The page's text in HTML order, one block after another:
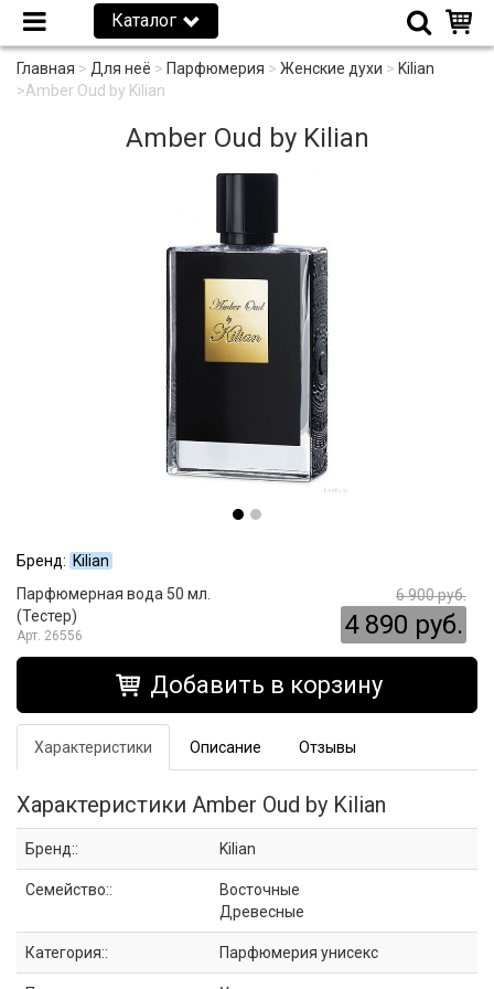
Каталог
Главная > Для неё > Парфюмерия > Женские духи > Kilian
>Amber Oud by Kilian
Amber Oud by Kilian
Бренд: Kilian
Парфюмерная вода 50 мл.
(Тестер)
26556
6 900 руб.
4 890 руб.
Добавить в корзину
Характеристики Описание Отзывы
Характеристики Amber Oud by Kilian
Бренд:: Kilian
Семейство::
Восточные
Древесные
Категория:: Парфюмерия унисекс